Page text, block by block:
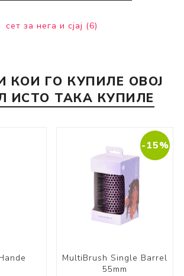
сет за нега и сјај (6)
КОИ ГО КУПИЛЕ ОВОЈ
ИСТО ТАКА КУПИЛЕ
-15%
MultiBrush Single Barrel
55mm